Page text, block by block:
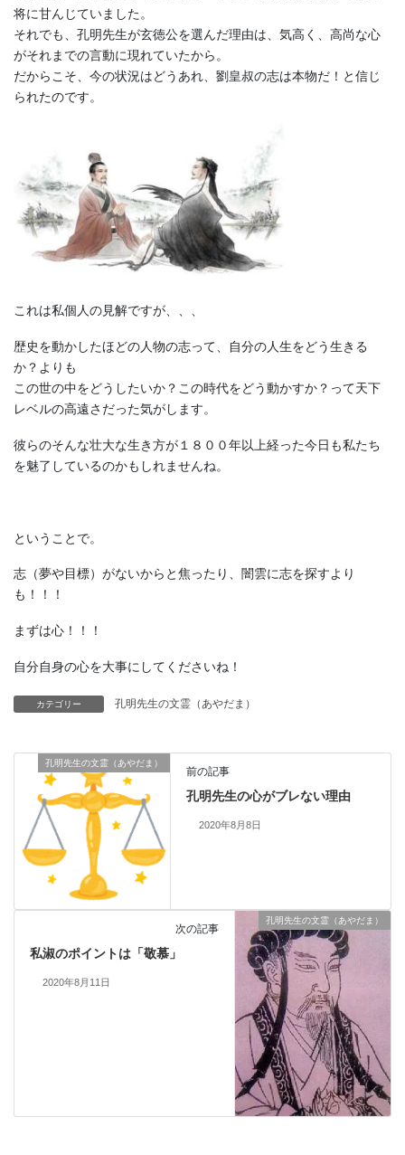
将に甘んじていました。
それでも、孔明先生が玄徳公を選んだ理由は、気高く、高尚な心
がそれまでの言動に現れていたから。
だからこそ、今の状況はどうあれ、劉皇叔の志は本物だ！と信じ
られたのです。
これは私個人の見解ですが、、、
歴史を動かしたほどの人物の志って、自分の人生をどう生きる
か？よりも
この世の中をどうしたいか？この時代をどう動かすか？って天下
レベルの高遠さだった気がします。
彼らのそんな壮大な生き方が１８００年以上経った今日も私たち
を魅了しているのかもしれませんね。
ということで。
志（夢や目標）がないからと焦ったり、闇雲に志を探すより
も！！！
まずは心！！！
自分自身の心を大事にしてくださいね！
カテゴリー 孔明先生の文霊（あやだま）
孔明先生の文霊（あやだま）
前の記事
孔明先生の心がブレない理由
2020年8月8日
孔明先生の文霊（あやだま）
次の記事
私淑のポイントは「敬慕」
2020年8月11日